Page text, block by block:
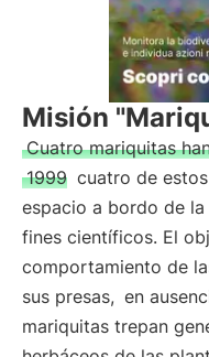
Misión
Cuatro mariquitas
1999 cuatro de
espacio a bordo de
fines científicos. El
comportamiento de
sus presas, en
mariquitas trepan